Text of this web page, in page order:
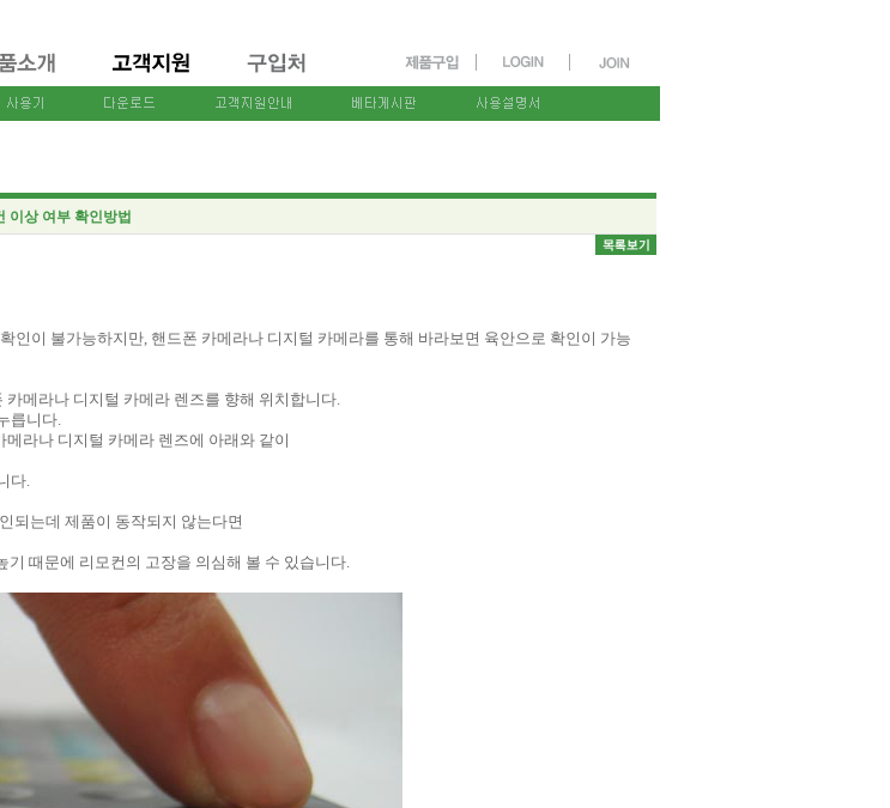
이상 여부 확인방법
인이 불가능하지만, 핸드폰 카메라나 디지털 카메라를 통해 바라보면 육안으로 확인이 가능
메라나 디지털 카메라 렌즈를 향해 위치합니다.
릅니다.
라나 디지털 카메라 렌즈에 아래와 같이
다.
되는데 제품이 동작되지 않는다면
때문에 리모컨의 고장을 의심해 볼 수 있습니다.